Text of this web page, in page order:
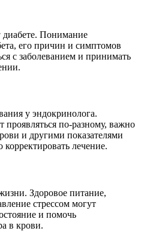
Понимание
его причин и симптомов
с заболеванием и принимать
у эндокринолога.
по-разному, важно
и другими показателями
лечение.
Здоровое питание,
стрессом могут
и помочь
в крови.